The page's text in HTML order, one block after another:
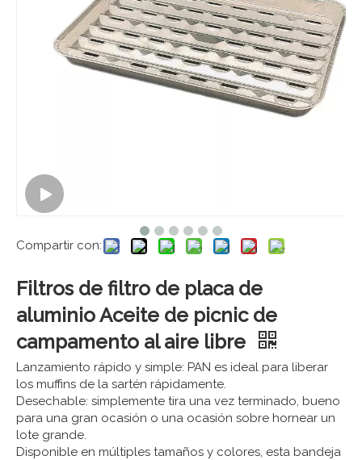
Compartir con:
Filtros de filtro de placa de
aluminio Aceite de picnic de
campamento al aire libre
Lanzamiento rápido y simple: PAN es ideal para liberar
los muffins de la sartén rápidamente.
Desechable: simplemente tira una vez terminado, bueno
para una gran ocasión o una ocasión sobre hornear un
lote grande.
Disponible en múltiples tamaños y colores, esta bandeja